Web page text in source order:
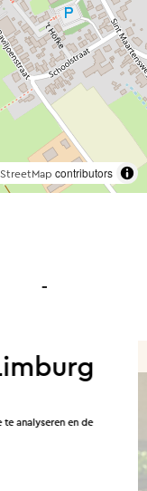
contributors
analyseren en de